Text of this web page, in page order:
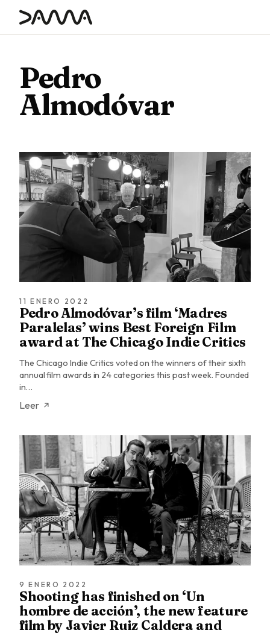
contenido
Pedro
Almodóvar
11 ENERO 2022
Pedro Almodóvar’s film ‘Madres
Paralelas’ wins Best Foreign Film
award at The Chicago Indie Critics
The Chicago Indie Critics voted on the winners of their sixth
annual film awards in 24 categories this past week. Founded
in…
Leer
9 ENERO 2022
Shooting has finished on ‘Un
hombre de acción’, the new feature
film by Javier Ruiz Caldera and